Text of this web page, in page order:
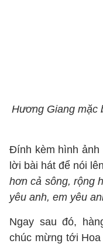
Hương Giang mặc
Đính kèm hình
lời bài hát để nói
hơn cả sông, rộng
yêu anh, em yêu
Ngay sau đó,
chúc mừng tới